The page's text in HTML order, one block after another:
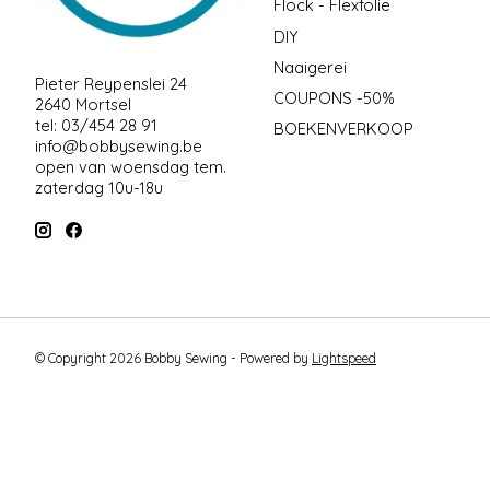
Pieter Reypenslei 24
2640 Mortsel
tel: 03/454 28 91
info@bobbysewing.be
open van woensdag tem.
zaterdag 10u-18u
Flock - Flexfolie
DIY
Naaigerei
COUPONS -50%
BOEKENVERKOOP
© Copyright 2026 Bobby Sewing - Powered by Lightspeed